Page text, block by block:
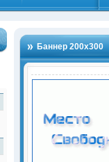
Баннер 200х300